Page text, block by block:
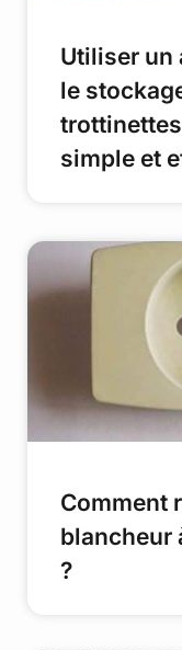
Utiliser un
le
simple et
Comment
blancheur
?